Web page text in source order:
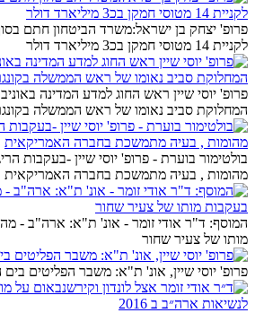
פרופ' יצחק בן ישראל:משרד הביטחון חתם
לקניית 14 מטוסי חמקן בכ3 מיליארד דולר
פרופ' יוסי שיין ראש החוג למדע המדינה
המחלוקת סביב נאומו של ראש הממשלה
בולטימור בוערת - פרופ' יוסי שיין -בעקבות
מהומות , בעיה מתמשכת בחברה האמריקאית
המוסף: ד"ר אודי זומר - אונ' ת"א: ארה"ב -
מותו של צעיר שחור
פרופ' יוסי שיין, אונ' ת"א: משבר הפליטים בים